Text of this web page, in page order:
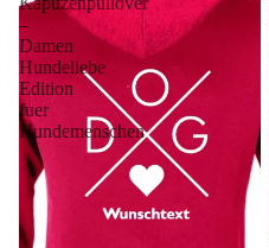
–
Damen
Hundeliebe
Edition
fuer
Hundemenschen